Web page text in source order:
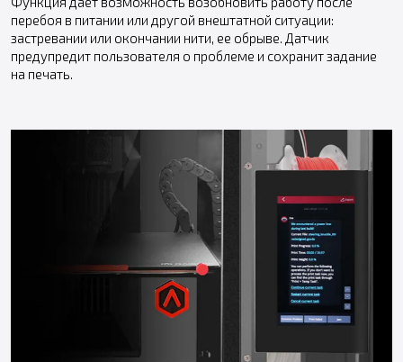
перебоя в питании или другой внештатной ситуации:
застревании или окончании нити, ее обрыве. Датчик
предупредит пользователя о проблеме и сохранит задание
на печать.